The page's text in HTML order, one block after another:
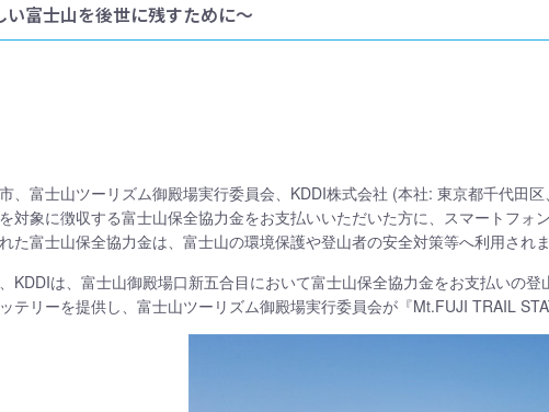
い富士山を後世に残すために～
、富士山ツーリズム御殿場実行委員会、KDDI株式会社 (本社: 東京都千代田
対象に徴収する富士山保全協力金をお支払いいただいた方に、スマートフォ
た富士山保全協力金は、富士山の環境保護や登山者の安全対策等へ利用されま
KDDIは、富士山御殿場口新五合目において富士山保全協力金をお支払いの
テリーを提供し、富士山ツーリズム御殿場実行委員会が『Mt.FUJI TRAIL